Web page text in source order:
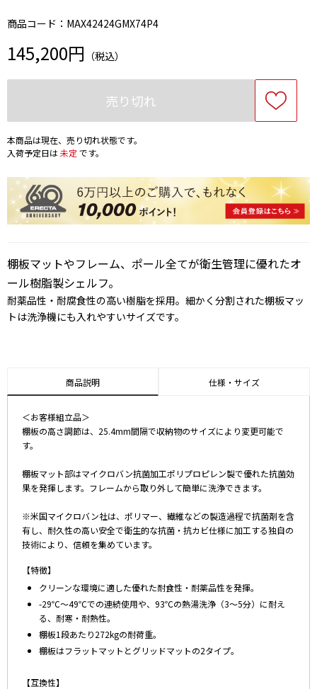
商品コード：MAX42424GMX74P4
145,200円 （税込）
売り切れ
本商品は現在、売り切れ状態です。
入荷予定日は未定 です。
棚板マットやフレーム、ポール全てが衛生管理に優れたオ
ール樹脂製シェルフ。
耐薬品性・耐腐食性の高い樹脂を採用。細かく分割された棚板マッ
トは洗浄機にも入れやすいサイズです。
商品説明 仕様・サイズ
＜お客様組立品＞
棚板の高さ調節は、25.4mm間隔で収納物のサイズにより変更可能で
す。
棚板マット部はマイクロバン抗菌加工ポリプロピレン製で優れた抗菌効
果を発揮します。フレームから取り外して簡単に洗浄できます。
※米国マイクロバン社は、ポリマー、繊維などの製造過程で抗菌剤を含
有し、耐久性の高い安全で衛生的な抗菌・抗カビ仕様に加工する独自の
技術により、信頼を集めています。
【特徴】
クリーンな環境に適した優れた耐食性・耐薬品性を発揮。
-29℃～49℃での連続使用や、93℃の熱湯洗浄（3～5分）に耐え
る、耐寒・耐熱性。
棚板1段あたり272kgの耐荷重。
棚板はフラットマットとグリッドマットの2タイプ。
【互換性】